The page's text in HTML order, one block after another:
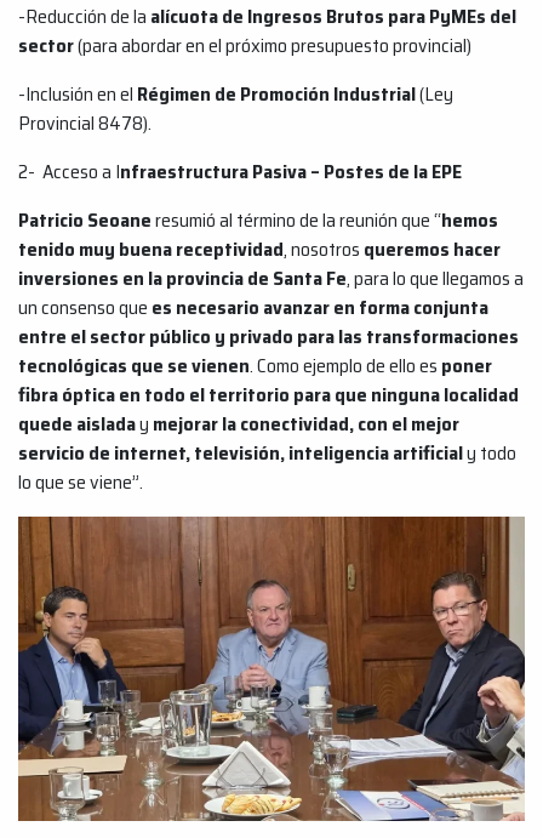
-Reducción de la alícuota de Ingresos Brutos para PyMEs del
sector(para abordar en el próximo presupuesto provincial)
-Inclusión en el Régimen de Promoción Industrial(Ley
Provincial 8478).
2- Acceso a Infraestructura Pasiva – Postes de la EPE
Patricio Seoaneresumió al término de la reunión que “hemos
tenido muy buena receptividad, nosotros queremos hacer
inversiones en la provincia de Santa Fe, para lo que llegamos a
un consenso que es necesario avanzar en forma conjunta
entre el sector público y privado para las transformaciones
tecnológicas que se vienen. Como ejemplo de ello es poner
fibra óptica en todo el territorio para que ninguna localidad
quede aisladay mejorar la conectividad, con el mejor
servicio de internet, televisión, inteligencia artificialy todo
lo que se viene”.